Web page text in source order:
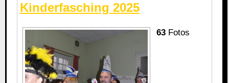
Kinderfasching 2025
63Fotos